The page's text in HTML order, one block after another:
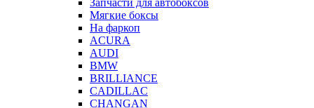
Запчасти для автобоксов
Мягкие боксы
На фаркоп
ACURA
AUDI
BMW
BRILLIANCE
CADILLAC
CHANGAN